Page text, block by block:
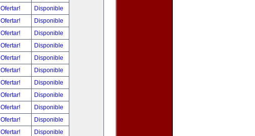
Ofertar!
Disponible
Ofertar!
Disponible
Ofertar!
Disponible
Ofertar!
Disponible
Ofertar!
Disponible
Ofertar!
Disponible
Ofertar!
Disponible
Ofertar!
Disponible
Ofertar!
Disponible
Ofertar!
Disponible
Ofertar!
Disponible